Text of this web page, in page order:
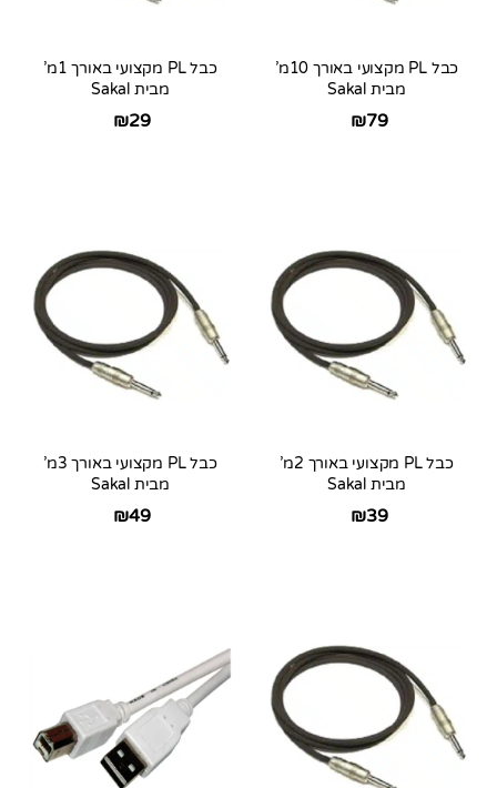
כבל PL מקצועי באורך 10מ’
מבית Sakal
₪79
כבל PL מקצועי באורך 1מ’
מבית Sakal
₪29
כבל PL מקצועי באורך 2מ’
מבית Sakal
₪39
כבל PL מקצועי באורך 3מ’
מבית Sakal
₪49